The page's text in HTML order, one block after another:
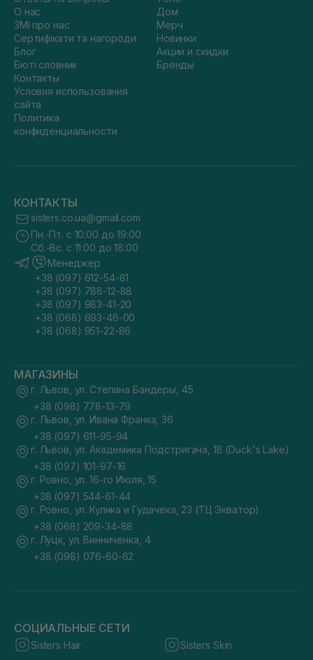
О нас
ЗМІ про нас
Сертифікати та нагороди
Блог
Бюті словник
Контакты
Условия использования
сайта
Политика
конфиденциальности
Дом
Мерч
Новинки
Акции и скидки
Бренды
КОНТАКТЫ
sisters.co.ua@gmail.com
Пн.-Пт. с 10:00 до 19:00
Сб.-Вс. с 11:00 до 18:00
Менеджер
+38 (097) 612-54-81
+38 (097) 788-12-88
+38 (097) 983-41-20
+38 (068) 693-46-00
+38 (068) 951-22-86
МАГАЗИНЫ
г. Львов, ул. Степана Бандеры, 45
+38 (098) 778-13-79
г. Львов, ул. Ивана Франка, 36
+38 (097) 611-95-94
г. Львов, ул. Академика Подстригача, 1В (Duck's Lake)
+38 (097) 101-97-16
г. Ровно, ул. 16-го Июля, 15
+38 (097) 544-61-44
г. Ровно, ул. Кулика и Гудачека, 23 (ТЦ Экватор)
+38 (068) 209-34-88
г. Луцк, ул. Винниченка, 4
+38 (098) 076-60-62
СОЦИАЛЬНЫЕ СЕТИ
Sisters Hair Sisters Skin